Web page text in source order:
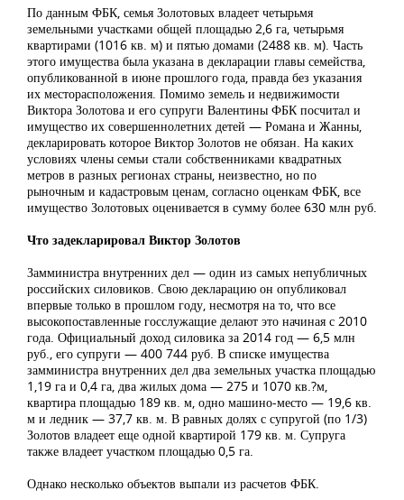
По данным ФБК, семья Золотовых владеет четырьмя
земельными участками общей площадью 2,6 га, четырьмя
квартирами (1016 кв. м) и пятью домами (2488 кв. м). Часть
этого имущества была указана в декларации главы семейства,
опубликованной в июне прошлого года, правда без указания
их месторасположения. Помимо земель и недвижимости
Виктора Золотова и его супруги Валентины ФБК посчитал и
имущество их совершеннолетних детей — Романа и Жанны,
декларировать которое Виктор Золотов не обязан. На каких
условиях члены семьи стали собственниками квадратных
метров в разных регионах страны, неизвестно, но по
рыночным и кадастровым ценам, согласно оценкам ФБК, все
имущество Золотовых оценивается в сумму более 630 млн руб.
Что задекларировал Виктор Золотов
Замминистра внутренних дел — один из самых непубличных
российских силовиков. Свою декларацию он опубликовал
впервые только в прошлом году, несмотря на то, что все
высокопоставленные госслужащие делают это начиная с 2010
года. Официальный доход силовика за 2014 год — 6,5 млн
руб., его супруги — 400 744 руб. В списке имущества
замминистра внутренних дел два земельных участка площадью
1,19 га и 0,4 га, два жилых дома — 275 и 1070 кв.?м,
квартира площадью 189 кв. м, одно машино-место — 19,6 кв.
м и ледник — 37,7 кв. м. В равных долях с супругой (по 1/3)
Золотов владеет еще одной квартирой 179 кв. м. Супруга
также владеет участком площадью 0,5 га.
Однако несколько объектов выпали из расчетов ФБК.